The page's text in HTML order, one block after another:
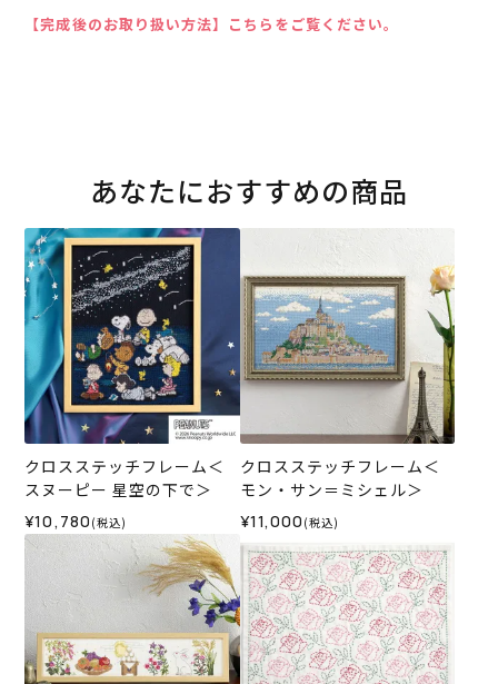
【完成後のお取り扱い方法】こちらをご覧ください。
あなたにおすすめの商品
クロスステッチフレーム＜
スヌーピー 星空の下で＞
¥10,780 (税込)
クロスステッチフレーム＜
モン・サン＝ミシェル＞
¥11,000 (税込)